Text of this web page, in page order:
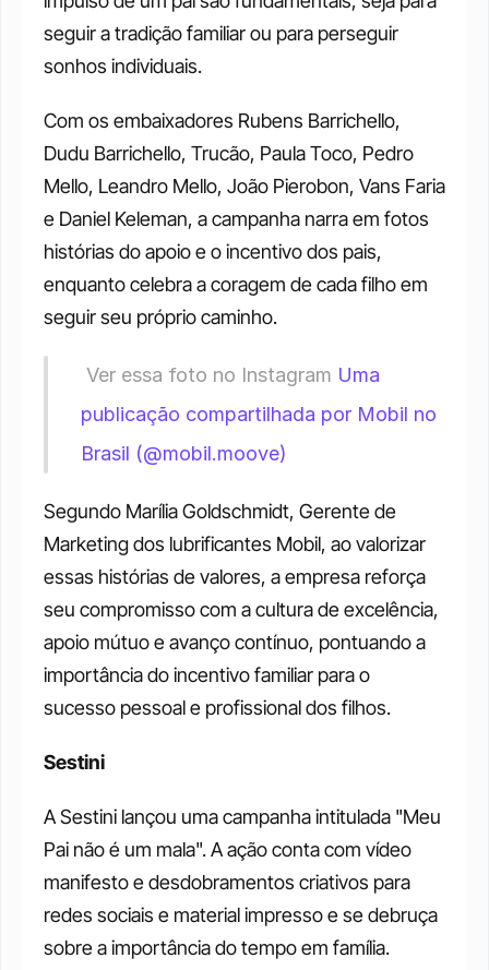
seguir a tradição familiar ou para perseguir
sonhos individuais.
Com os embaixadores Rubens Barrichello,
Dudu Barrichello, Trucão, Paula Toco, Pedro
Mello, Leandro Mello, João Pierobon, Vans Faria
e Daniel Keleman, a campanha narra em fotos
histórias do apoio e o incentivo dos pais,
enquanto celebra a coragem de cada filho em
seguir seu próprio caminho.
Ver essa foto no Instagram Uma
publicação compartilhada por Mobil no
Brasil (@mobil.moove)
Segundo Marília Goldschmidt, Gerente de
Marketing dos lubrificantes Mobil, ao valorizar
essas histórias de valores, a empresa reforça
seu compromisso com a cultura de excelência,
apoio mútuo e avanço contínuo, pontuando a
importância do incentivo familiar para o
sucesso pessoal e profissional dos filhos.
Sestini
A Sestini lançou uma campanha intitulada "Meu
Pai não é um mala". A ação conta com vídeo
manifesto e desdobramentos criativos para
redes sociais e material impresso e se debruça
sobre a importância do tempo em família.